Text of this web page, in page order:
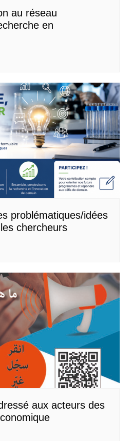
au réseau
en
problématiques/idées
chercheurs
aux acteurs des